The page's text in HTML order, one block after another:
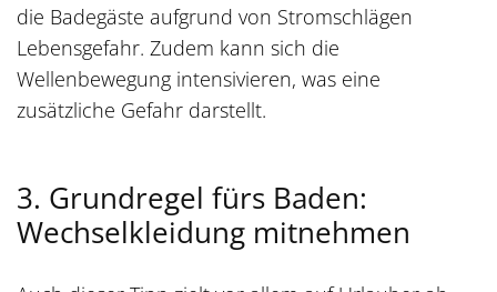
die Badegäste aufgrund von Stromschlägen
Lebensgefahr. Zudem kann sich die
Wellenbewegung intensivieren, was eine
zusätzliche Gefahr darstellt.
3. Grundregel fürs Baden:
Wechselkleidung mitnehmen